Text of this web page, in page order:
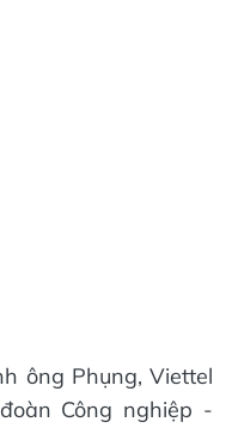
ông Phụng, Viettel
Công nghiệp -